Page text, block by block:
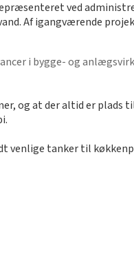
ved
Af igangværende
i bygge- og
og at der altid er plads
venlige tanker til